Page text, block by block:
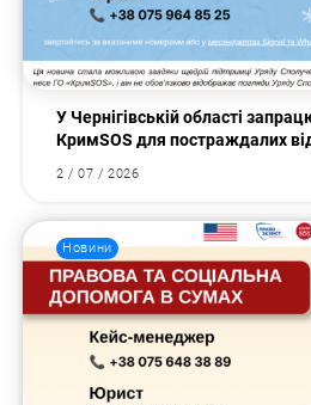
У Чернігівській області
КримSOS для постраждалих
2 / 07 / 2026
Новини